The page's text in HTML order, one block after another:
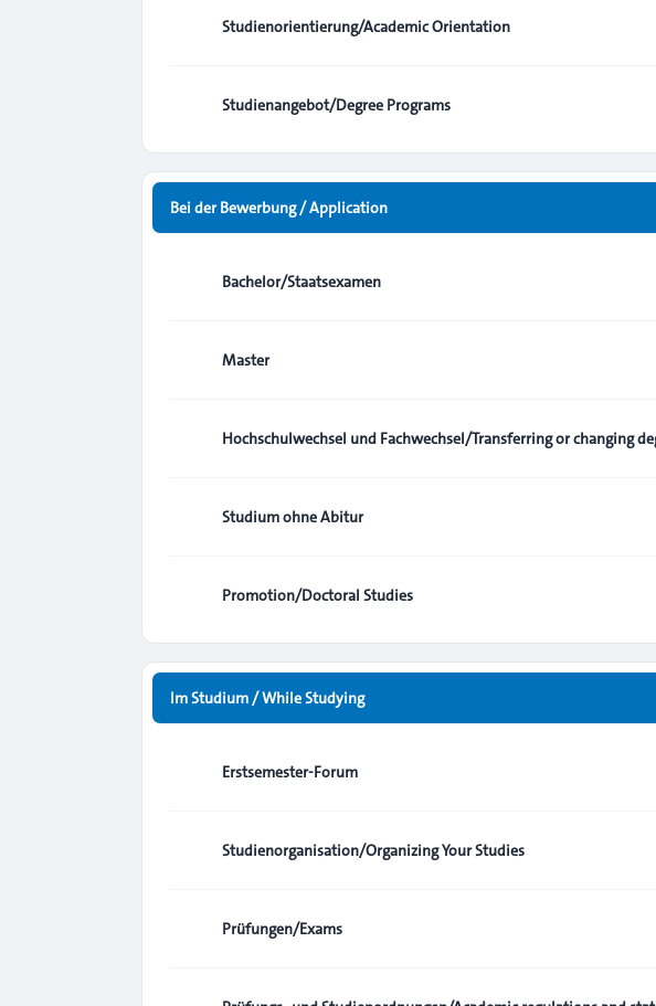
Studienorientierung/Academic Orientation
Studienangebot/Degree Programs
Bei der Bewerbung / Application
Bachelor/Staatsexamen
Master
Hochschulwechsel und Fachwechsel/Transferring or changing
Studium ohne Abitur
Promotion/Doctoral Studies
Im Studium / While Studying
Erstsemester-Forum
Studienorganisation/Organizing Your Studies
Prüfungen/Exams